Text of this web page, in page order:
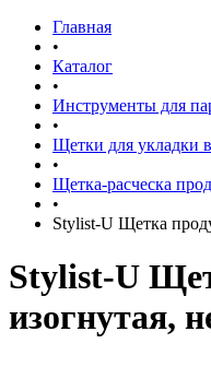
Главная
•
Каталог
•
Инструменты для
•
Щетки для укладки
•
Щетка-расческа
•
Stylist-U Щетка
Stylist-U
изогнутая,